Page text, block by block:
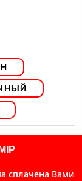
сплачена Вами